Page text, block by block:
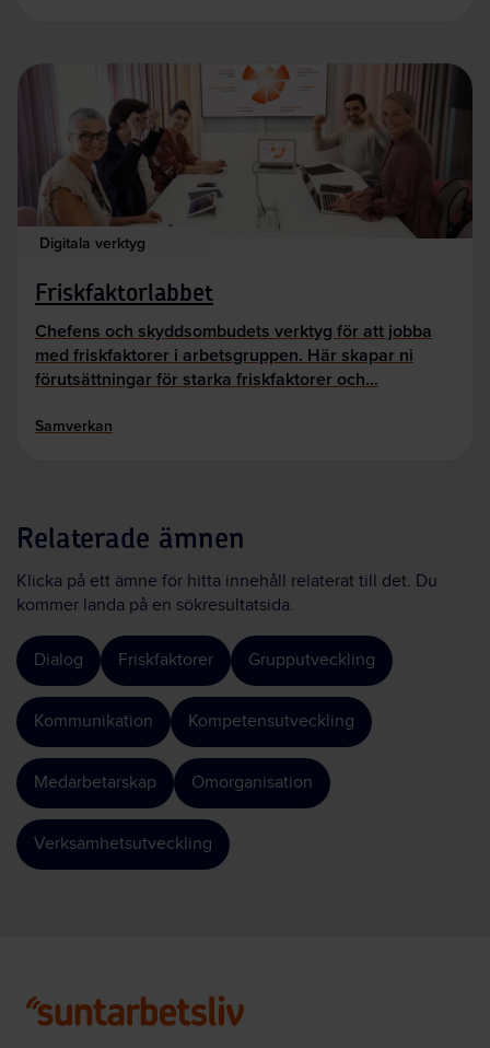
Digitala verktyg
Friskfaktorlabbet
Chefens och skyddsombudets verktyg för att jobba
med friskfaktorer i arbetsgruppen. Här skapar ni
förutsättningar för starka friskfaktorer och…
Samverkan
Relaterade ämnen
Klicka på ett ämne för hitta innehåll relaterat till det. Du
kommer landa på en sökresultatsida.
Dialog Friskfaktorer Grupputveckling
Kommunikation Kompetensutveckling
Medarbetarskap Omorganisation
Verksamhetsutveckling